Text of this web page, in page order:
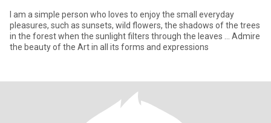
I am a simple person who loves to enjoy the small everyday
pleasures, such as sunsets, wild flowers, the shadows of the trees
in the forest when the sunlight filters through the leaves ... Admire
the beauty of the Art in all its forms and expressions